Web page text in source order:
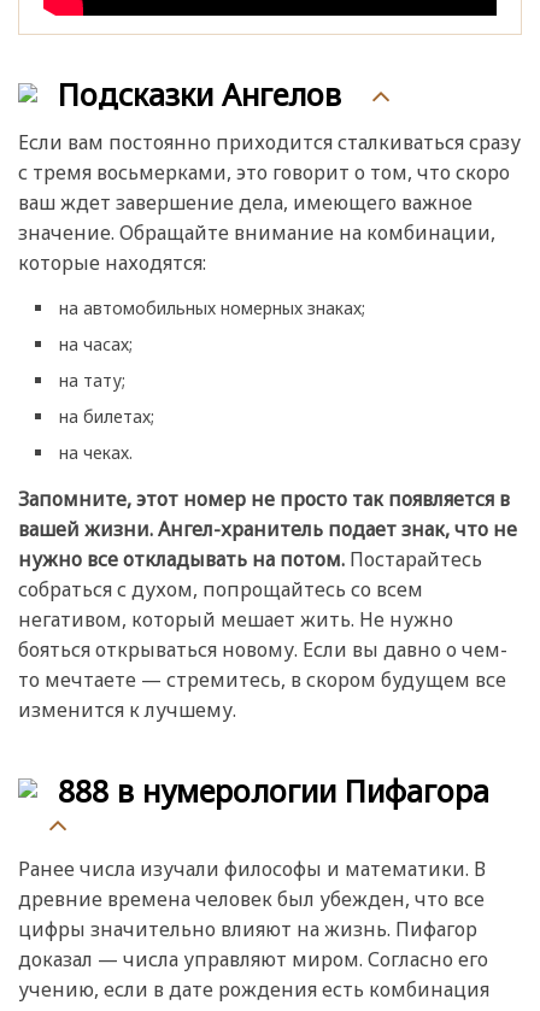
Подсказки Ангелов
Если вам постоянно приходится сталкиваться сразу
с тремя восьмерками, это говорит о том, что скоро
ваш ждет завершение дела, имеющего важное
значение. Обращайте внимание на комбинации,
которые находятся:
на автомобильных номерных знаках;
на часах;
на тату;
на билетах;
на чеках.
Запомните, этот номер не просто так появляется в
вашей жизни. Ангел-хранитель подает знак, что не
нужно все откладывать на потом. Постарайтесь
собраться с духом, попрощайтесь со всем
негативом, который мешает жить. Не нужно
бояться открываться новому. Если вы давно о чем-
то мечтаете — стремитесь, в скором будущем все
изменится к лучшему.
888 в нумерологии Пифагора
Ранее числа изучали философы и математики. В
древние времена человек был убежден, что все
цифры значительно влияют на жизнь. Пифагор
доказал — числа управляют миром. Согласно его
учению, если в дате рождения есть комбинация